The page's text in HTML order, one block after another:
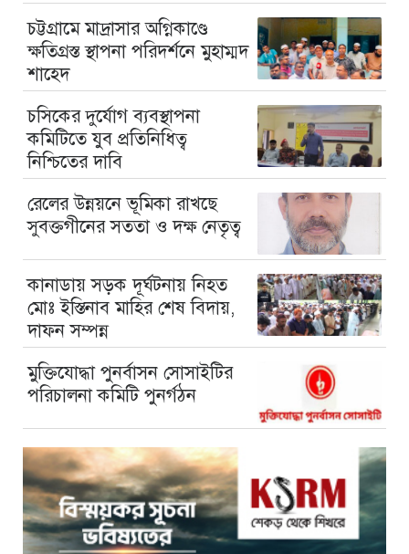
চট্টগ্রামে মাদ্রাসার অগ্নিকাণ্ডে
ক্ষতিগ্রস্ত স্থাপনা পরিদর্শনে মুহাম্মদ
শাহেদ
চসিকের দুর্যোগ ব্যবস্থাপনা
কমিটিতে যুব প্রতিনিধিত্ব
নিশ্চিতের দাবি
রেলের উন্নয়নে ভূমিকা রাখছে
সুবক্তগীনের সততা ও দক্ষ নেতৃত্ব
কানাডায় সড়ক দূর্ঘটনায় নিহত
মোঃ ইস্তিনাব মাহির শেষ বিদায়,
দাফন সম্পন্ন
মুক্তিযোদ্ধা পুনর্বাসন সোসাইটির
পরিচালনা কমিটি পুনর্গঠন